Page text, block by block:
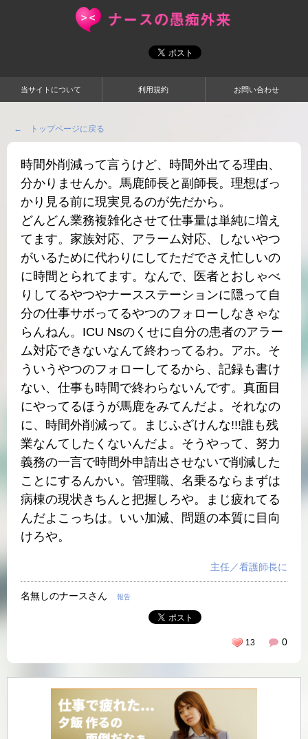
当サイトについて 利用規約 お問い合わせ
← トップページに戻る
時間外削減って言うけど、時間外出てる理由、
分かりませんか。馬鹿師長と副師長。理想ばっ
かり見る前に現実見るのが先だから。
どんどん業務複雑化させて仕事量は単純に増え
てます。家族対応、アラーム対応、しないやつ
がいるために代わりにしてただでさえ忙しいの
に時間とられてます。なんで、医者とおしゃべ
りしてるやつやナースステーションに隠って自
分の仕事サボってるやつのフォローしなきゃな
らんねん。ICU Nsのくせに自分の患者のアラー
ム対応できないなんて終わってるわ。アホ。そ
ういうやつのフォローしてるから、記録も書け
ない、仕事も時間で終わらないんです。真面目
にやってるほうが馬鹿をみてんだよ。それなの
に、時間外削減って。まじふざけんな!!!誰も残
業なんてしたくないんだよ。そうやって、努力
義務の一言で時間外申請出させないで削減した
ことにするんかい。管理職、名乗るならまずは
病棟の現状きちんと把握しろや。まじ疲れてる
んだよこっちは。いい加減、問題の本質に目向
けろや。
主任／看護師長に
名無しのナースさん 報告
0
13